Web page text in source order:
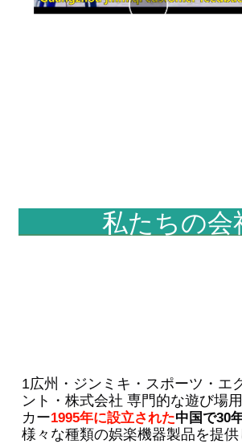
私たちの会
1広州・ジンミキ・スポーツ・エ
ント・株式会社 専門的な遊び場
カー1995年に設立された中国で30
様々な種類の娯楽機器製品を提